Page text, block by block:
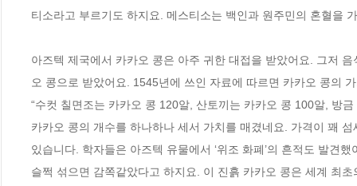
티소라고 부르기도 하지요. 메스티소는 백인과 원주민의 혼혈을
아즈텍 제국에서 카카오 콩은 아주 귀한 대접을 받았어요. 그저
오 콩으로 받았어요. 1545년에 쓰인 자료에 따르면 카카오 콩의
“수컷 칠면조는 카카오 콩 120알, 산토끼는 카카오 콩 100알, 방
카카오 콩의 개수를 하나하나 세서 가치를 매겼네요. 가격이 꽤
있습니다. 학자들은 아즈텍 유물에서 ‘위조 화폐’의 흔적도 발견
슬쩍 섞으면 감쪽같았다고 하지요. 이 진흙 카카오 콩은 세계 최